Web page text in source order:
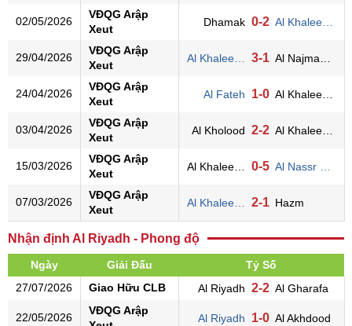
02/05/2026
VĐQG Arập
Xeut
Dhamak 0-2
29/04/2026
VĐQG Arập
Xeut
3-1
24/04/2026
VĐQG Arập
Xeut
Al Fateh 1-0
03/04/2026
VĐQG Arập
Xeut
Al Kholood 2-2
15/03/2026
VĐQG Arập
Xeut
0-5
07/03/2026
VĐQG Arập
Xeut
2-1 Hazm
Nhận định Al Riyadh - Phong độ
Ngày Giải Đấu
Tỷ Số
27/07/2026
Giao Hữu CLB Al Riyadh 2-2 Al Gharafa
22/05/2026
VĐQG Arập
Al Riyadh 1-0 Al Akhdood